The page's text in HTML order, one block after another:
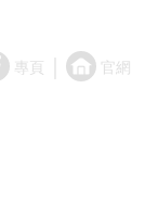
專頁 官網